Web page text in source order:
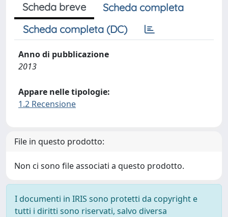
Scheda breve
Scheda completa
Scheda completa (DC)
Anno di pubblicazione
2013
Appare nelle tipologie:
1.2 Recensione
File in questo prodotto:
Non ci sono file associati a questo prodotto.
I documenti in IRIS sono protetti da copyright e
tutti i diritti sono riservati, salvo diversa